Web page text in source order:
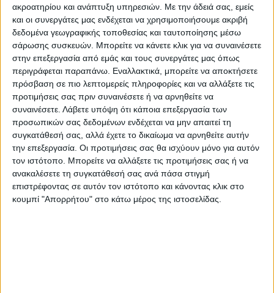
ακροατηρίου και ανάπτυξη υπηρεσιών. Με την άδειά σας, εμείς
και οι συνεργάτες μας ενδέχεται να χρησιμοποιήσουμε ακριβή
δεδομένα γεωγραφικής τοποθεσίας και ταυτοποίησης μέσω
σάρωσης συσκευών. Μπορείτε να κάνετε κλικ για να συναινέσετε
στην επεξεργασία από εμάς και τους συνεργάτες μας όπως
περιγράφεται παραπάνω. Εναλλακτικά, μπορείτε να αποκτήσετε
πρόσβαση σε πιο λεπτομερείς πληροφορίες και να αλλάξετε τις
προτιμήσεις σας πριν συναινέσετε ή να αρνηθείτε να
συναινέσετε. Λάβετε υπόψη ότι κάποια επεξεργασία των
προσωπικών σας δεδομένων ενδέχεται να μην απαιτεί τη
συγκατάθεσή σας, αλλά έχετε το δικαίωμα να αρνηθείτε αυτήν
την επεξεργασία. Οι προτιμήσεις σας θα ισχύουν μόνο για αυτόν
τον ιστότοπο. Μπορείτε να αλλάξετε τις προτιμήσεις σας ή να
ανακαλέσετε τη συγκατάθεσή σας ανά πάσα στιγμή
επιστρέφοντας σε αυτόν τον ιστότοπο και κάνοντας κλικ στο
κουμπί "Απορρήτου" στο κάτω μέρος της ιστοσελίδας.
Ακολούθησε την εφημερίδα ΝΕΟΣ
ΑΓΩΝ στο Google News!
Όλες οι εξελίξεις στην περιοχή της
Καρδίτσας και ευρύτερα της Θεσσαλίας
ΠΡΟΗΓΟΥΜΕΝΟ ΑΡΘΡΟ
25 κοντέινερ για πληγέντες
από τον «Ντάνιελ» στους
Δήμους Παλαμά, Καρδίτσας
και Λ. Πλαστήρα
ΕΠΟΜΕΝΟ ΑΡΘΡΟ
Πρωινός παγετός στο Ν.
Καρδίτσας, κάτω από το
μηδέν ο υδράργυρος
(πίνακες)